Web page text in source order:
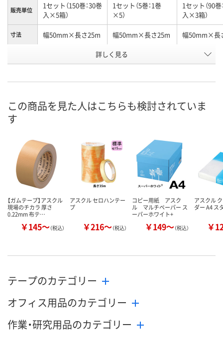
販売単位
1セット（150巻：30巻
入×5箱）
1セット（5巻：1巻
×5）
1セット（90巻
入×3箱）
寸法 幅50mm×長さ25m 幅50mm×長さ25m 幅50mm×長
ピンク
号
お届け日
数量
カゴへ
数量
カゴへ
数量
詳しく見る
この商品を見た人はこちらも検討されていま
す
【ガムテープ】アスクル
現場のチカラ 厚さ
0.22mm 布テ…
￥145～（税込）
アスクル セロハンテー
プ
￥216～（税込）
コピー用紙 アスク
ル マルチペーパー ス
ーパーホワイト+
￥149～（税込）
アスクル
ダー A4 ス
￥
テープのカテゴリー
オフィス用品のカテゴリー
作業・研究用品のカテゴリー